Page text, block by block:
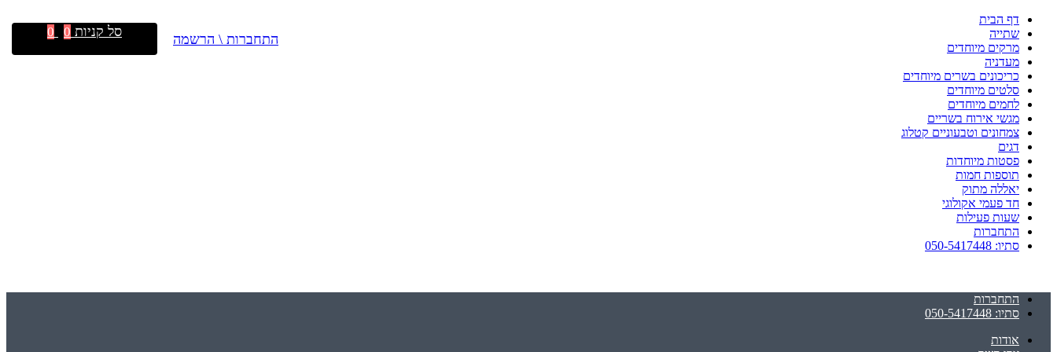
דף הבית
שתייה
מרקים מיוחדים
מעדניה
כריכונים בשרים מיוחדים
סלטים מיוחדים
לחמים מיוחדים
מגשי אירוח בשריים
צמחונים וטבעוניים קטלוג
דגים
פסטות מיוחדות
תוספות חמות
יאללה מתוק
חד פעמי אקולוגי
שעות פעילות
התחברות
סתיו: 050-5417448
התחברות
סתיו: 050-5417448
אודות
התחברות \ הרשמה סל קניות 0
0